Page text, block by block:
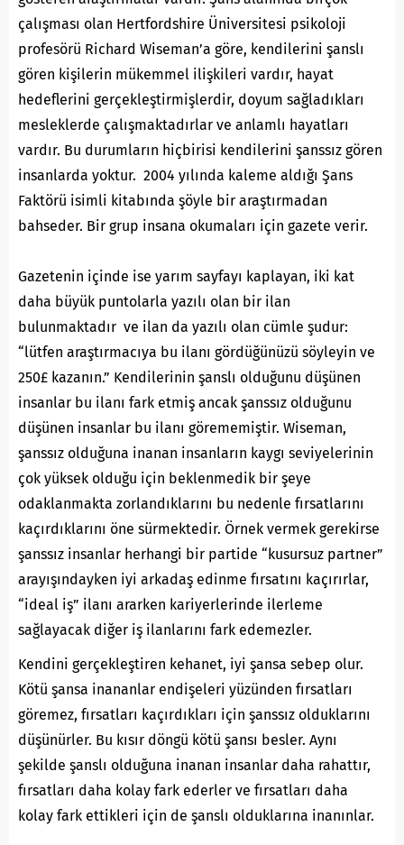
çalışması olan Hertfordshire Üniversitesi psikoloji
profesörü Richard Wiseman’a göre, kendilerini şanslı
gören kişilerin mükemmel ilişkileri vardır, hayat
hedeflerini gerçekleştirmişlerdir, doyum sağladıkları
mesleklerde çalışmaktadırlar ve anlamlı hayatları
vardır. Bu durumların hiçbirisi kendilerini şanssız gören
insanlarda yoktur. 2004 yılında kaleme aldığı Şans
Faktörü isimli kitabında şöyle bir araştırmadan
bahseder. Bir grup insana okumaları için gazete verir.
Gazetenin içinde ise yarım sayfayı kaplayan, iki kat
daha büyük puntolarla yazılı olan bir ilan
bulunmaktadır ve ilan da yazılı olan cümle şudur:
“lütfen araştırmacıya bu ilanı gördüğünüzü söyleyin ve
250£ kazanın.” Kendilerinin şanslı olduğunu düşünen
insanlar bu ilanı fark etmiş ancak şanssız olduğunu
düşünen insanlar bu ilanı görememiştir. Wiseman,
şanssız olduğuna inanan insanların kaygı seviyelerinin
çok yüksek olduğu için beklenmedik bir şeye
odaklanmakta zorlandıklarını bu nedenle fırsatlarını
kaçırdıklarını öne sürmektedir. Örnek vermek gerekirse
şanssız insanlar herhangi bir partide “kusursuz partner”
arayışındayken iyi arkadaş edinme fırsatını kaçırırlar,
“ideal iş” ilanı ararken kariyerlerinde ilerleme
sağlayacak diğer iş ilanlarını fark edemezler.
Kendini gerçekleştiren kehanet, iyi şansa sebep olur.
Kötü şansa inananlar endişeleri yüzünden fırsatları
göremez, fırsatları kaçırdıkları için şanssız olduklarını
düşünürler. Bu kısır döngü kötü şansı besler. Aynı
şekilde şanslı olduğuna inanan insanlar daha rahattır,
fırsatları daha kolay fark ederler ve fırsatları daha
kolay fark ettikleri için de şanslı olduklarına inanınlar.